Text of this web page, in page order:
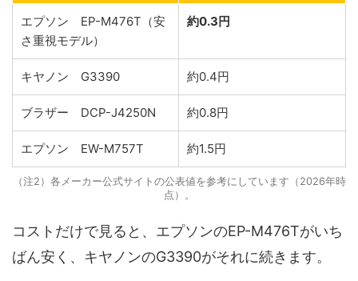
エプソン EP-M476T（安
さ重視モデル）
約0.3円
キヤノン G3390 約0.4円
ブラザー DCP-J4250N 約0.8円
エプソン EW-M757T 約1.5円
（注2）各メーカー公式サイトの公表値を参考にしています（2026年時
点）。
コストだけで見ると、エプソンのEP-M476Tがいち
ばん安く、キヤノンのG3390がそれに続きます。